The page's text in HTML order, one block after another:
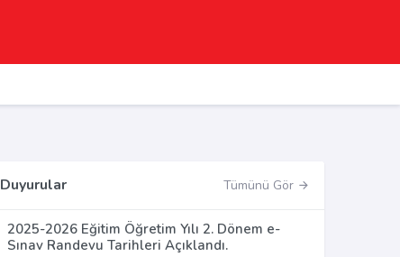
Duyurular Tümünü Gör
2025-2026 Eğitim Öğretim Yılı 2. Dönem e-
Sınav Randevu Tarihleri Açıklandı.